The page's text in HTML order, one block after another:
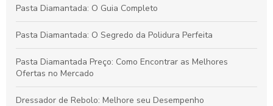
Pasta Diamantada: O Guia Completo
Pasta Diamantada: O Segredo da Polidura Perfeita
Pasta Diamantada Preço: Como Encontrar as Melhores
Ofertas no Mercado
Dressador de Rebolo: Melhore seu Desempenho